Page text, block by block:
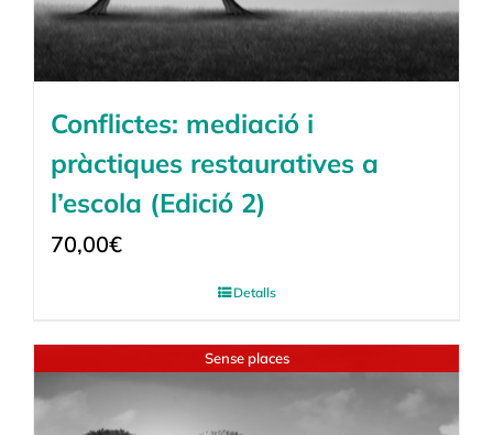
Conflictes: mediació i
pràctiques restauratives a
l’escola (Edició 2)
70,00€
Detalls
Sense places